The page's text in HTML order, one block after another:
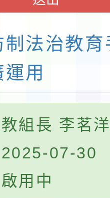
制法治教
用
組長 李茗
07-30
用中